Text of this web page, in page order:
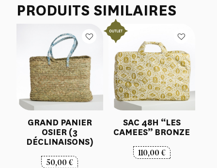
PRODUITS SIMILAIRES
GRAND PANIER
OSIER (3
DÉCLINAISONS)
50,00€
SAC 48H “LES
CAMEES” BRONZE
110,00€